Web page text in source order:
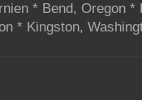
* Bend, Oregon
* Kingston,